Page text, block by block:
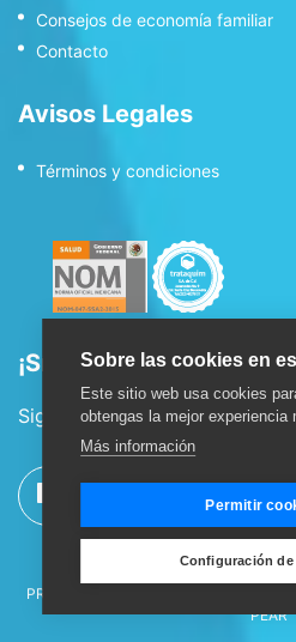
Consejos de economía familiar
Contacto
Avisos Legales
Términos y condiciones
¡Síguenos!
Sigue nuestras redes sociales:
AGUA BELA®, Y TODOS LOS
PROPIEDAD DE GRUPO BELA.,
PEAR
Sobre las cookies en
Este sitio web usa cookies
obtengas la mejor experiencia
Más información
Permitir
Configuración de